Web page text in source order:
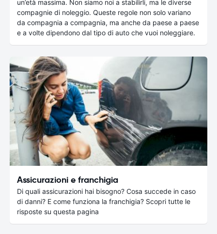
un’età massima. Non siamo noi a stabilirli, ma le diverse
compagnie di noleggio. Queste regole non solo variano
da compagnia a compagnia, ma anche da paese a paese
e a volte dipendono dal tipo di auto che vuoi noleggiare.
Assicurazioni e franchigia
Di quali assicurazioni hai bisogno? Cosa succede in caso
di danni? E come funziona la franchigia? Scopri tutte le
risposte su questa pagina